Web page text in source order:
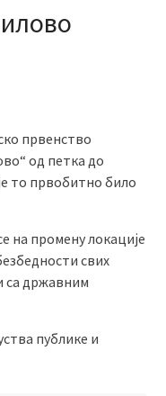
првенство
од петка до
то првобитно било
на промену локације
свих
са државним
публике и